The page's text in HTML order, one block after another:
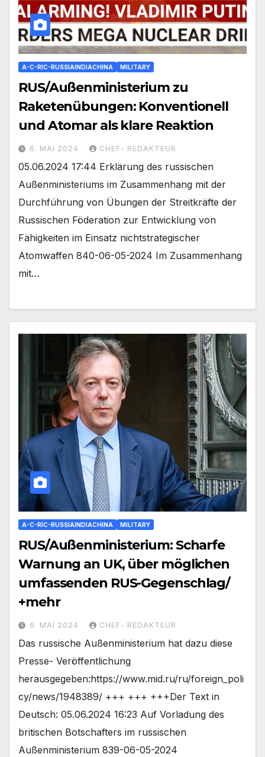
A-C-RIC-RUSSIAINDIACHINA MILITARY
RUS/Außenministerium zu
Raketenübungen: Konventionell
und Atomar als klare Reaktion
6. MAI 2024 CHEF- REDAKTEUR
05.06.2024 17:44 Erklärung des russischen
Außenministeriums im Zusammenhang mit der
Durchführung von Übungen der Streitkräfte der
Russischen Föderation zur Entwicklung von
Fähigkeiten im Einsatz nichtstrategischer
Atomwaffen 840-06-05-2024 Im Zusammenhang
mit…
A-C-RIC-RUSSIAINDIACHINA MILITARY
RUS/Außenministerium: Scharfe
Warnung an UK, über möglichen
umfassenden RUS-Gegenschlag/
+mehr
6. MAI 2024 CHEF- REDAKTEUR
Das russische Außenministerium hat dazu diese
Presse- Veröffentlichung
herausgegeben:https://www.mid.ru/ru/foreign_poli
cy/news/1948389/ +++ +++ +++Der Text in
Deutsch: 05.06.2024 16:23 Auf Vorladung des
britischen Botschafters im russischen
Außenministerium 839-06-05-2024